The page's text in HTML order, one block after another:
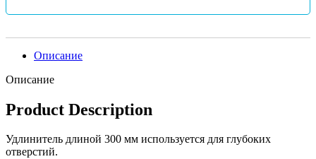
Описание
Описание
Product Description
Удлинитель длиной 300 мм используется для глубоких
отверстий.